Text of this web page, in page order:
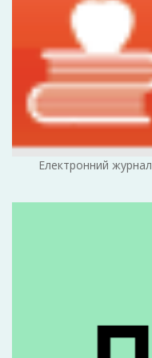
Електронний журнал